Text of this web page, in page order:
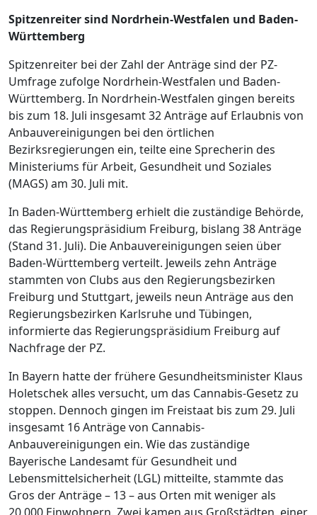
Spitzenreiter sind Nordrhein-Westfalen und Baden-
Württemberg
Spitzenreiter bei der Zahl der Anträge sind der PZ-
Umfrage zufolge Nordrhein-Westfalen und Baden-
Württemberg. In Nordrhein-Westfalen gingen bereits
bis zum 18. Juli insgesamt 32 Anträge auf Erlaubnis von
Anbauvereinigungen bei den örtlichen
Bezirksregierungen ein, teilte eine Sprecherin des
Ministeriums für Arbeit, Gesundheit und Soziales
(MAGS) am 30. Juli mit.
In Baden-Württemberg erhielt die zuständige Behörde,
das Regierungspräsidium Freiburg, bislang 38 Anträge
(Stand 31. Juli). Die Anbauvereinigungen seien über
Baden-Württemberg verteilt. Jeweils zehn Anträge
stammten von Clubs aus den Regierungsbezirken
Freiburg und Stuttgart, jeweils neun Anträge aus den
Regierungsbezirken Karlsruhe und Tübingen,
informierte das Regierungspräsidium Freiburg auf
Nachfrage der PZ.
In Bayern hatte der frühere Gesundheitsminister Klaus
Holetschek alles versucht, um das Cannabis-Gesetz zu
stoppen. Dennoch gingen im Freistaat bis zum 29. Juli
insgesamt 16 Anträge von Cannabis-
Anbauvereinigungen ein. Wie das zuständige
Bayerische Landesamt für Gesundheit und
Lebensmittelsicherheit (LGL) mitteilte, stammte das
Gros der Anträge – 13 – aus Orten mit weniger als